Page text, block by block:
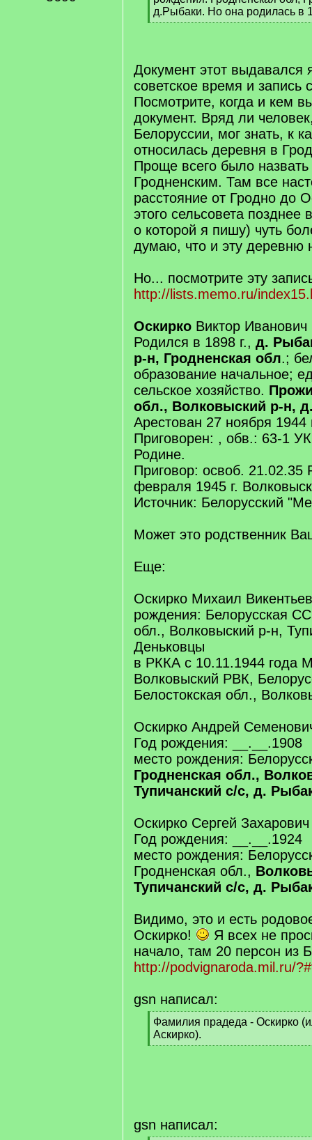
]д.Рыбаки. Но она родилась в
[
Документ этот выдавался
советское время и запись
Посмотрите, когда и кем
документ. Вряд ли
Белоруссии, мог знать, к
относилась деревня в
Проще всего было
Гродненским. Там все
расстояние от Гродно до
этого сельсовета
о которой я пишу) чуть
думаю, что и эту деревню
Но... посмотрите эту
http://lists.memo.ru/
Оскирко Виктор Иванович
Родился в 1898 г., д.
р-н, Гродненская обл.;
образование начальное;
сельское хозяйство.
обл., Волковыский р-н,
Арестован 27 ноября 1944
Приговорен: , обв.: 63-1
Родине.
Приговор: освоб. 21.02.35
февраля 1945 г.
Источник: Белорусский
Может это родственник
Еще:
Оскирко Михаил
рождения: Белорусская
обл., Волковыский р-н,
Деньковцы
в РККА с 10.11.1944 года
Волковыский РВК,
Белостокская обл.,
Оскирко Андрей
Год рождения: __.__.1908
место рождения:
Гродненская обл.,
Тупичанский с/с, д.
Оскирко Сергей Захарович
Год рождения: __.__.1924
место рождения:
Гродненская обл.,
Тупичанский с/с, д.
Видимо, это и есть
Оскирко!
Я всех не
начало, там 20 персон из
http://podvignaroda.mil.ru/
gsn написал:
[
q
]
Фамилия прадеда - Оскирко
Аскирко).
[
gsn написал: